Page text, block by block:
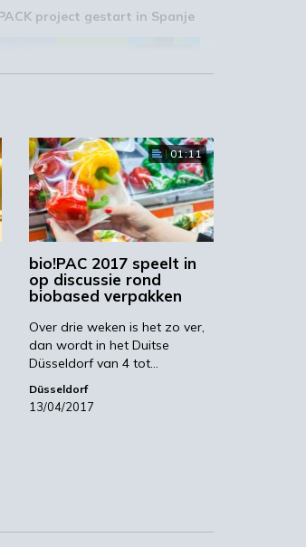
project gestart in Spanje
groeikansen Europese
voor biobased producten’
02:19
verbindt
newerken bio-
01:11
bio!PAC 2017 speelt in
op discussie rond
biobased verpakken
Over drie weken is het zo ver,
dan wordt in het Duitse
Düsseldorf van 4 tot…
Düsseldorf
13/04/2017